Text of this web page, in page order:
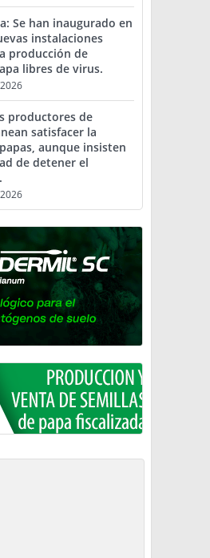
Se han inaugurado en
instalaciones
producción de
libres de virus.
productores de
satisfacer la
aunque insisten
de detener el